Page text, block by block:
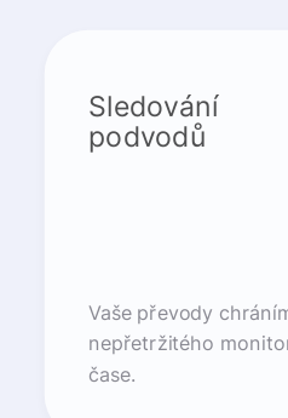
Sledování
podvodů
Vaše převody
nepřetržitého
čase.